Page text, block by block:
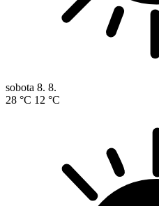
sobota 8. 8.
28 °C 12 °C